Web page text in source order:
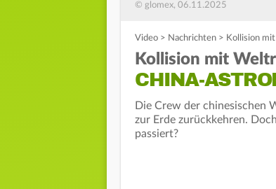
© glomex, 06.11.2025
Video > Nachrichten > Kollision
Kollision mit
CHINA-
Die Crew der chinesischen
zur Erde zurückkehren.
passiert?